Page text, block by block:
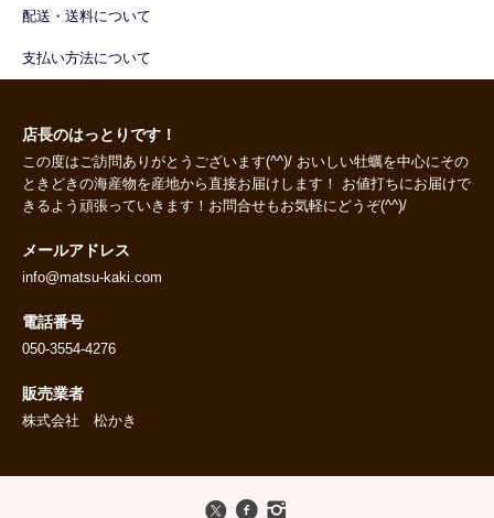
配送・送料について
支払い方法について
店長のはっとりです！
この度はご訪問ありがとうございます(^^)/ おいしい牡蠣を中心にその
ときどきの海産物を産地から直接お届けします！ お値打ちにお届けで
きるよう頑張っていきます！お問合せもお気軽にどうぞ(^^)/
メールアドレス
info@matsu-kaki.com
電話番号
050-3554-4276
販売業者
株式会社 松かき